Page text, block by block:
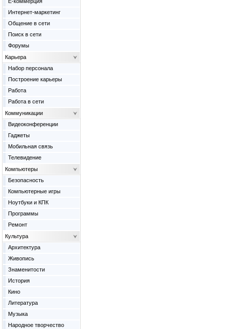
Интернет-маркетинг
Общение в сети
Поиск в сети
Форумы
Карьера
Набор персонала
Построение карьеры
Работа
Работа в сети
Коммуникации
Видеоконференции
Гаджеты
Мобильная связь
Телевидение
Компьютеры
Безопасность
Компьютерные игры
Ноутбуки и КПК
Программы
Ремонт
Культура
Архитектура
Живопись
Знаменитости
История
Кино
Литература
Музыка
Народное творчество